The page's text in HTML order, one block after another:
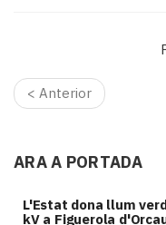
< Anterior
ARA A PORTADA
L'Estat dona llum
kV a Figuerola